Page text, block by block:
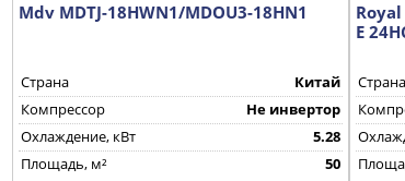
Mdv MDTJ-18HWN1/MDOU3-18HN1
Страна
Китай
Компрессор
Не инвертор
Охлаждение, кВт
5.28
Площадь, м²
50
Royal
E
Страна